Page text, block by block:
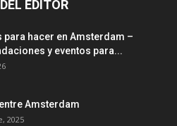
EDITOR
para hacer en Amsterdam –
y eventos para...
Amsterdam
2025